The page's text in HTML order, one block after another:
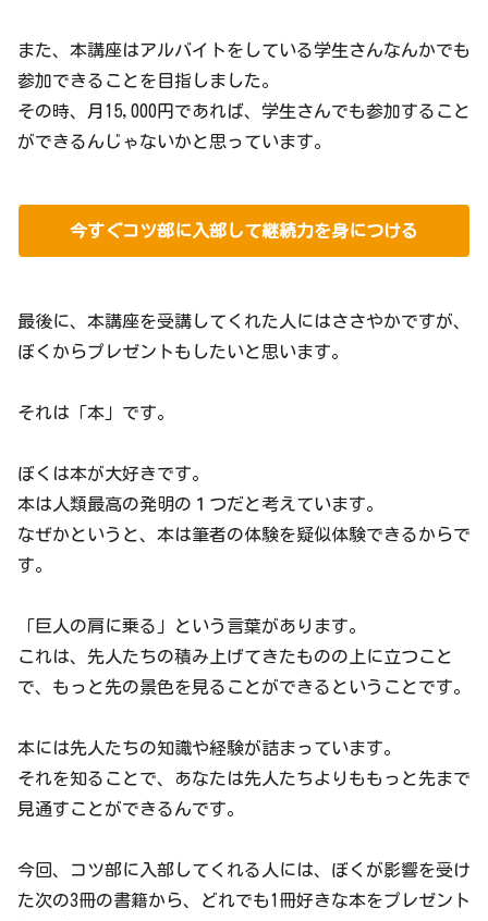
また、本講座はアルバイトをしている学生さんなんかでも
参加できることを目指しました。
その時、月15,000円であれば、学生さんでも参加すること
ができるんじゃないかと思っています。
今すぐコツ部に入部して継続力を身につける
最後に、本講座を受講してくれた人にはささやかですが、
ぼくからプレゼントもしたいと思います。
それは「本」です。
ぼくは本が大好きです。
本は人類最高の発明の１つだと考えています。
なぜかというと、本は筆者の体験を疑似体験できるからで
す。
「巨人の肩に乗る」という言葉があります。
これは、先人たちの積み上げてきたものの上に立つこと
で、もっと先の景色を見ることができるということです。
本には先人たちの知識や経験が詰まっています。
それを知ることで、あなたは先人たちよりももっと先まで
見通すことができるんです。
今回、コツ部に入部してくれる人には、ぼくが影響を受け
た次の3冊の書籍から、どれでも1冊好きな本をプレゼント